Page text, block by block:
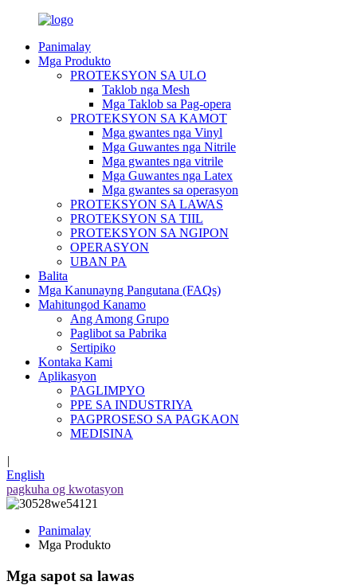
Panimalay
Mga Produkto
PROTEKSYON SA ULO
Taklob nga Mesh
Mga Taklob sa Pag-opera
PROTEKSYON SA KAMOT
Mga gwantes nga Vinyl
Mga Guwantes nga Nitrile
Mga gwantes nga vitrile
Mga Guwantes nga Latex
Mga gwantes sa operasyon
PROTEKSYON SA LAWAS
PROTEKSYON SA TIIL
PROTEKSYON SA NGIPON
OPERASYON
UBAN PA
Balita
Mga Kanunayng Pangutana (FAQs)
Mahitungod Kanamo
Ang Among Grupo
Paglibot sa Pabrika
Sertipiko
Kontaka Kami
Aplikasyon
PAGLIMPYO
PPE SA INDUSTRIYA
PAGPROSESO SA PAGKAON
MEDISINA
|
English
pagkuha og kwotasyon
Panimalay
Mga Produkto
Mga sapot sa lawas